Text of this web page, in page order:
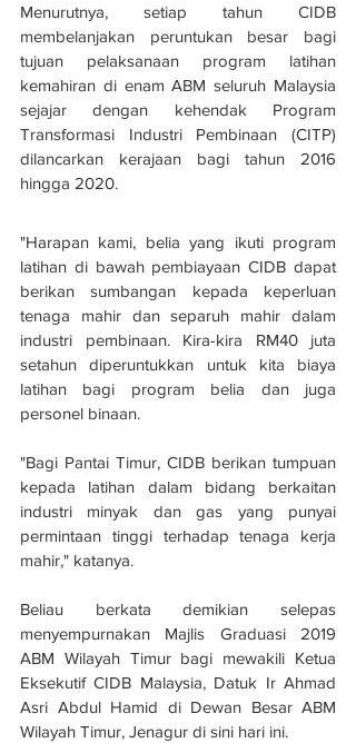
Menurutnya, setiap tahun CIDB
membelanjakan peruntukan besar bagi
tujuan pelaksanaan program latihan
kemahiran di enam ABM seluruh Malaysia
sejajar dengan kehendak Program
Transformasi Industri Pembinaan (CITP)
dilancarkan kerajaan bagi tahun 2016
hingga 2020.
"Harapan kami, belia yang ikuti program
latihan di bawah pembiayaan CIDB dapat
berikan sumbangan kepada keperluan
tenaga mahir dan separuh mahir dalam
industri pembinaan. Kira-kira RM40 juta
setahun diperuntukkan untuk kita biaya
latihan bagi program belia dan juga
personel binaan.
"Bagi Pantai Timur, CIDB berikan tumpuan
kepada latihan dalam bidang berkaitan
industri minyak dan gas yang punyai
permintaan tinggi terhadap tenaga kerja
mahir," katanya.
Beliau berkata demikian selepas
menyempurnakan Majlis Graduasi 2019
ABM Wilayah Timur bagi mewakili Ketua
Eksekutif CIDB Malaysia, Datuk Ir Ahmad
Asri Abdul Hamid di Dewan Besar ABM
Wilayah Timur, Jenagur di sini hari ini.